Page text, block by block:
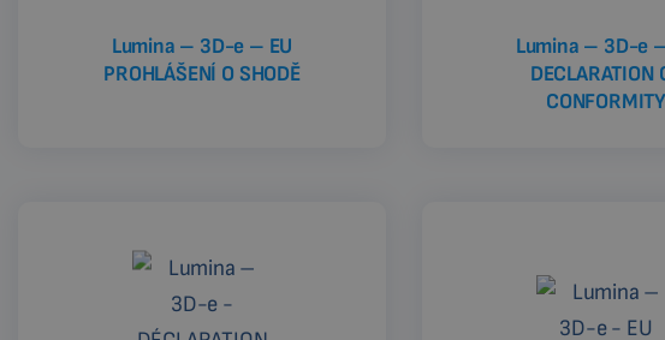
Lumina – 3D-e – EU
PROHLÁŠENÍ O SHODĚ
Lumina – 3D-e
DECLARATION
CONFORMITY